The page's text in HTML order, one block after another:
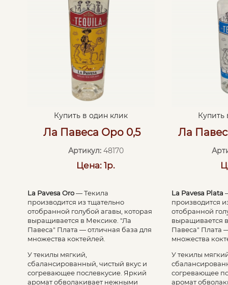
Купить в один клик
Ла Павеса Оро 0,5
Артикул:48170
Цена: 1р.
La Pavesa Oro— Текила
производится из тщательно
отобранной голубой агавы, которая
выращивается в Мексике. "Ла
Павеса" Плата — отличная база для
множества коктейлей.
У текилы мягкий,
сбалансированный, чистый вкус и
согревающее послевкусие. Яркий
аромат обволакивает нежными
Купить
Ла
La Pavesa Plata
производится
отобранной
выращивается
Павеса" Плата
множества
У текилы
согревающее
аромат